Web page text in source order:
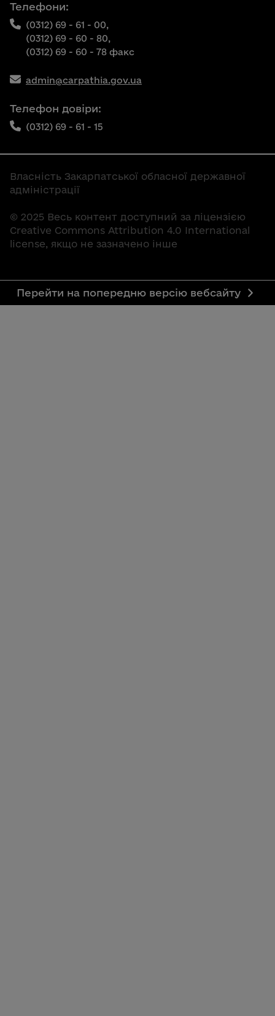
Телефони:
(0312) 69 - 61 - 00,
(0312) 69 - 60 - 80,
(0312) 69 - 60 - 78 факс
admin@carpathia.gov.ua
Телефон довіри:
(0312) 69 - 61 - 15
Власність Закарпатської обласної державної
адміністрації
© 2025 Весь контент доступний за ліцензією
Creative Commons Attribution 4.0 International
license, якщо не зазначено інше
Перейти на попередню версію вебсайту